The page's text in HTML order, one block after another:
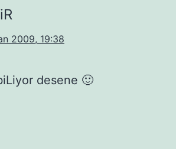
2009, 19:38
desene 🙂